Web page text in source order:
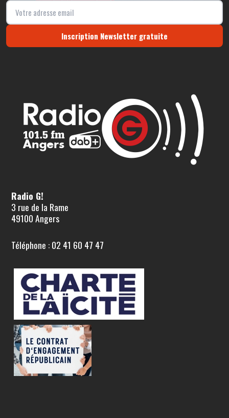
Inscription Newsletter gratuite
Radio G!
3 rue de la Rame
49100 Angers
Téléphone : 02 41 60 47 47